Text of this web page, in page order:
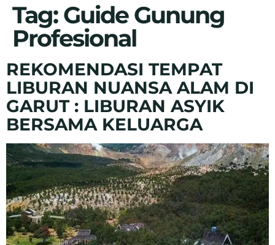
Tag:Guide Gunung
Profesional
REKOMENDASI TEMPAT
LIBURAN NUANSA ALAM DI
GARUT : LIBURAN ASYIK
BERSAMA KELUARGA